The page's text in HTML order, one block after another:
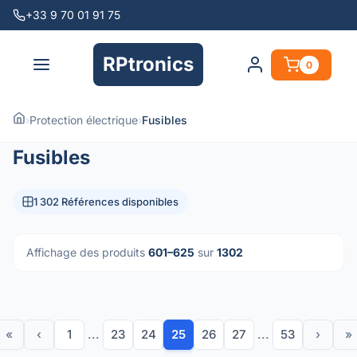
+33 9 70 01 91 75
RPtronics 0
›Protection électrique›Fusibles
Fusibles
1 302 Références disponibles
Affichage des produits 601–625 sur 1302
« ‹ 1 ... 23 24 25 26 27 ... 53 › »